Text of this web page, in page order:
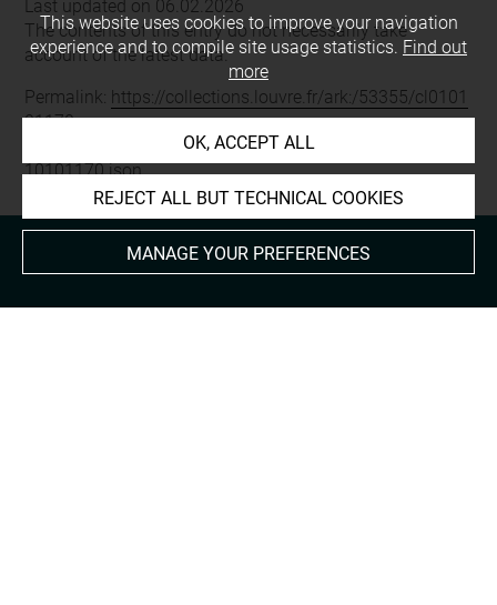
Last updated on 06.02.2026
The contents of this entry do not necessarily take
account of the latest data.
Permalink: https://collections.louvre.fr/ark:/53355/cl0101
01170
https://collections.louvre.fr/ark:/53355/cl0
10101170.json
This website uses cookies to improve your navigation
experience and to compile site usage statistics. Find out
more
OK, ACCEPT ALL
REJECT ALL BUT TECHNICAL COOKIES
MANAGE YOUR PREFERENCES